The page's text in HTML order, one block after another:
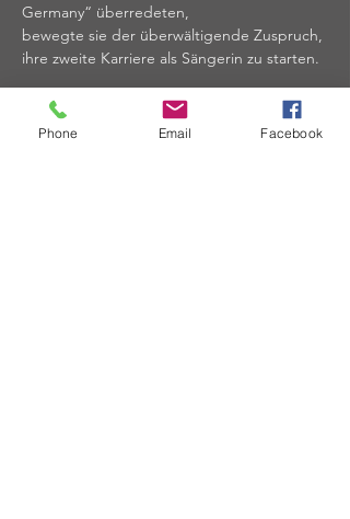
Germany“ überredeten,
bewegte sie der überwältigende Zuspruch,
ihre zweite Karriere als Sängerin zu starten.
Mehr Info`s
Phone Email Facebook